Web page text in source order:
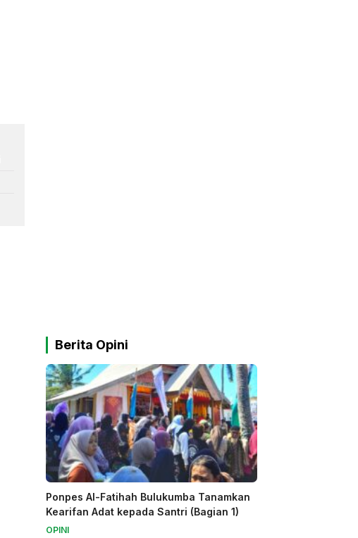
Berita Opini
Ponpes Al-Fatihah Bulukumba Tanamkan
Kearifan Adat kepada Santri (Bagian 1)
OPINI